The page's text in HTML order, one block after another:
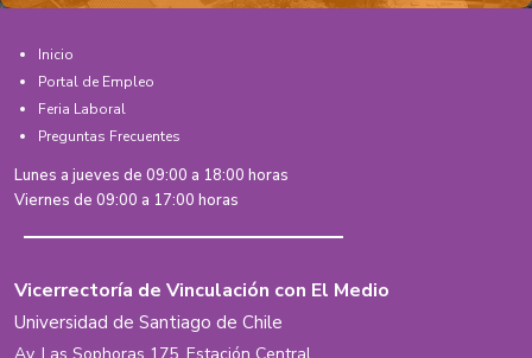
Inicio
Portal de Empleo
Feria Laboral
Preguntas Frecuentes
Lunes a jueves de 09:00 a 18:00 horas
Viernes de 09:00 a 17:00 horas
Vicerrectoría de Vinculación con El Medio
Universidad de Santiago de Chile